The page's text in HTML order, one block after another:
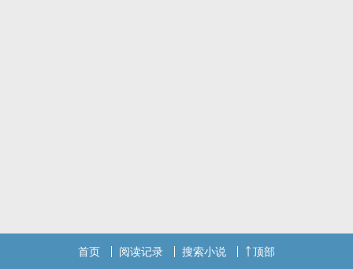
首页 阅读记录 搜索小说 顶部